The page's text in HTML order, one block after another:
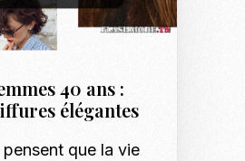
40 ans :
élégantes
que la vie